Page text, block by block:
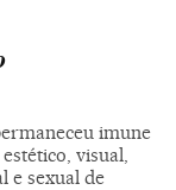
imune
visual,
e sexual de